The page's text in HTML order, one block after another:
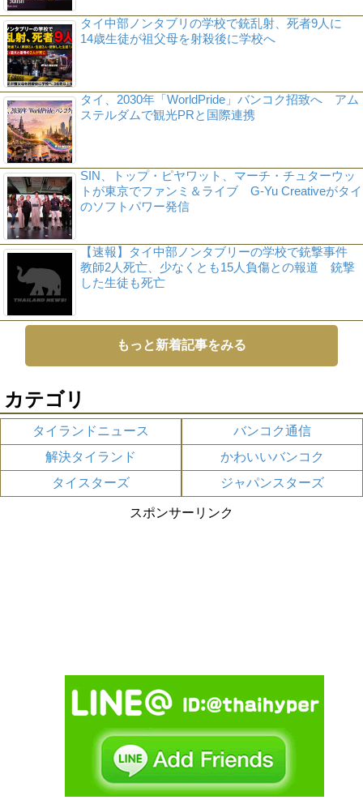
タイ中部ノンタブリの学校で銃乱射、死者9人に
14歳生徒が祖父母を射殺後に学校へ
タイ、2030年「WorldPride」バンコク招致へ アム
ステルダムで観光PRと国際連携
SIN、トップ・ピヤワット、マーチ・チュターウッ
トが東京でファンミ＆ライブ G-Yu Creativeがタイ
のソフトパワー発信
【速報】タイ中部ノンタブリーの学校で銃撃事件
教師2人死亡、少なくとも15人負傷との報道 銃撃
した生徒も死亡
もっと新着記事をみる
カテゴリ
タイランドニュース
バンコク通信
解決タイランド
かわいいバンコク
タイスターズ
ジャパンスターズ
スポンサーリンク